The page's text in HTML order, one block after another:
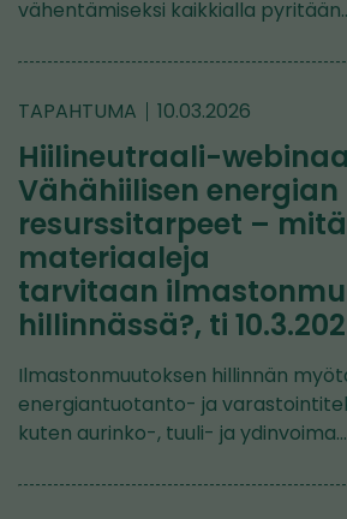
vähentämiseksi kaikkialla
TAPAHTUMA 10.03.2026
Hiilineutraali-
Vähähiilisen energian
resurssitarpeet – mitä
materiaaleja
tarvitaan
hillinnässä?, ti
Ilmastonmuutoksen hillinnän
energiantuotanto- ja
kuten aurinko-, tuuli- ja ydinvoima…